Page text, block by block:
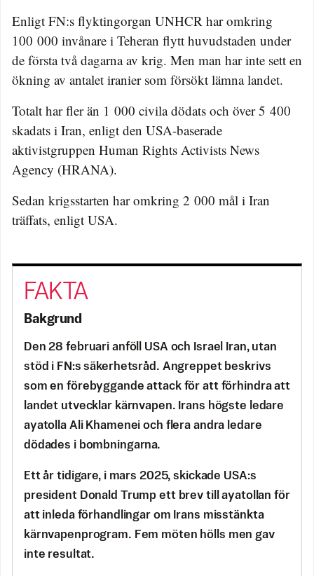
Enligt FN:s flyktingorgan UNHCR har omkring
100 000 invånare i Teheran flytt huvudstaden under
de första två dagarna av krig. Men man har inte sett en
ökning av antalet iranier som försökt lämna landet.
Totalt har fler än 1 000 civila dödats och över 5 400
skadats i Iran, enligt den USA-baserade
aktivistgruppen Human Rights Activists News
Agency (HRANA).
Sedan krigsstarten har omkring 2 000 mål i Iran
träffats, enligt USA.
Bakgrund
Den 28 februari anföll USA och Israel Iran, utan
stöd i FN:s säkerhetsråd. Angreppet beskrivs
som en förebyggande attack för att förhindra att
landet utvecklar kärnvapen. Irans högste ledare
ayatolla Ali Khamenei och flera andra ledare
dödades i bombningarna.
Ett år tidigare, i mars 2025, skickade USA:s
president Donald Trump ett brev till ayatollan för
att inleda förhandlingar om Irans misstänkta
kärnvapenprogram. Fem möten hölls men gav
inte resultat.